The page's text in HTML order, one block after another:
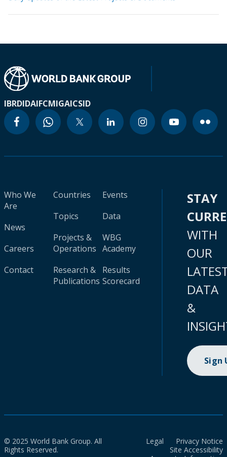
IBRDIDAIFCMIGAICSID
Who We
Are
News
Careers
Contact
Countries
Topics
Projects &
Operations
Research &
Publications
Events
Data
WBG
Academy
Results
Scorecard
STAY
WITH
OUR
DATA
&
Sign
© 2025 World Bank Group. All
Rights Reserved.
Legal
Privacy Notice
Site Accessibility